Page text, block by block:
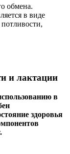
обмена.
в виде
и лактации
в
здоровья